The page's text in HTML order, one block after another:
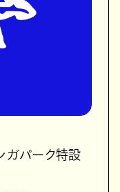
ガパーク特設